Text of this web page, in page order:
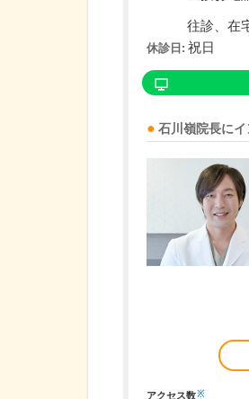
往診、在
休診日: 祝日
石川嶺院長に
アクセス数※